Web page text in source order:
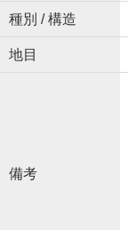
種別 / 構造
地目
備考